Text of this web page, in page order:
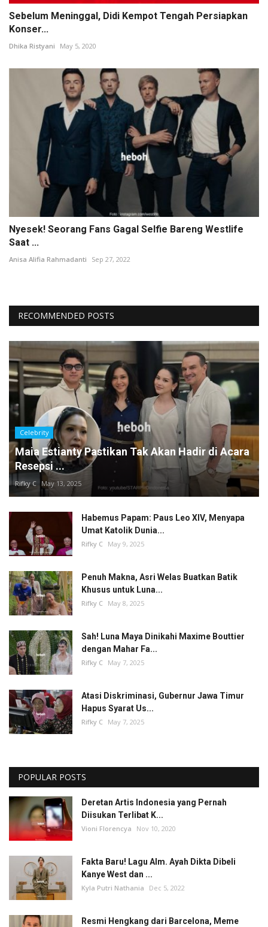
Sebelum Meninggal, Didi Kempot Tengah Persiapkan
Konser...
Dhika Ristyani May 5, 2020
Nyesek! Seorang Fans Gagal Selfie Bareng Westlife
Saat ...
Anisa Alifia Rahmadanti Sep 27, 2022
RECOMMENDED POSTS
Celebrity
Maia Estianty Pastikan Tak Akan Hadir di Acara
Resepsi ...
Rifky C May 13, 2025
Habemus Papam: Paus Leo XIV, Menyapa
Umat Katolik Dunia...
Rifky C May 9, 2025
Penuh Makna, Asri Welas Buatkan Batik
Khusus untuk Luna...
Rifky C May 8, 2025
Sah! Luna Maya Dinikahi Maxime Bouttier
dengan Mahar Fa...
Rifky C May 7, 2025
Atasi Diskriminasi, Gubernur Jawa Timur
Hapus Syarat Us...
Rifky C May 7, 2025
POPULAR POSTS
Deretan Artis Indonesia yang Pernah
Diisukan Terlibat K...
Vioni Florencya Nov 10, 2020
Fakta Baru! Lagu Alm. Ayah Dikta Dibeli
Kanye West dan ...
Kyla Putri Nathania Dec 5, 2022
Resmi Hengkang dari Barcelona, Meme